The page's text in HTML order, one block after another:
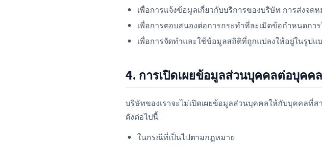
เพื่อการแจ้งข้อมูลเกี่ยวกับบริการของบริษัท การส่งจด
เพื่อการตอบสนองต่อการกระทำที่ละเมิดข้อกำหนดกา
เพื่อการจัดทำและใช้ข้อมูลสถิติที่ถูกแปลงให้อยู่ในรูป
4. การเปิดเผยข้อมูลส่วนบุคคลต่อบุคค
บริษัทของเราจะไม่เปิดเผยข้อมูลส่วนบุคคลให้กับบุคคลที่
ดังต่อไปนี้
ในกรณีที่เป็นไปตามกฎหมาย